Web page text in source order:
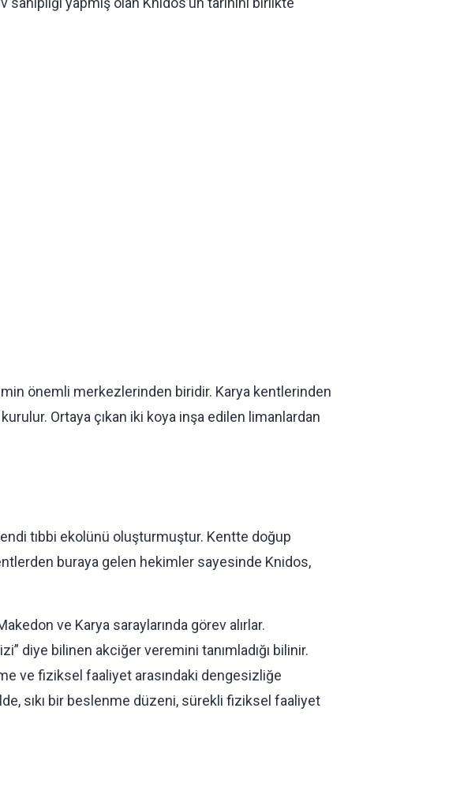
önemli merkezlerinden biridir. Karya kentlerinden
Ortaya çıkan iki koya inşa edilen limanlardan
tıbbi ekolünü oluşturmuştur. Kentte doğup
buraya gelen hekimler sayesinde Knidos,
ve Karya saraylarında görev alırlar.
diye bilinen akciğer veremini tanımladığı bilinir.
ve fiziksel faaliyet arasındaki dengesizliğe
sıkı bir beslenme düzeni, sürekli fiziksel faaliyet